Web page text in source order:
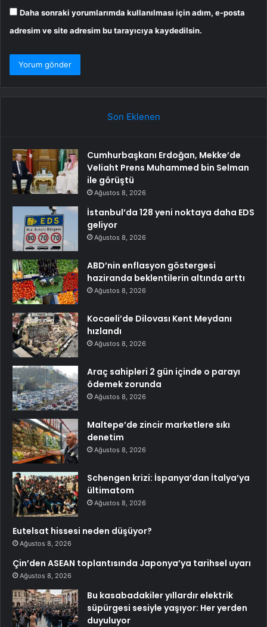
Daha sonraki yorumlarımda kullanılması için adım, e-posta
adresim ve site adresim bu tarayıcıya kaydedilsin.
Son Eklenen
Cumhurbaşkanı Erdoğan, Mekke’de
Veliaht Prens Muhammed bin Selman
ile görüştü
Ağustos 8, 2026
İstanbul’da 128 yeni noktaya daha EDS
geliyor
Ağustos 8, 2026
ABD’nin enflasyon göstergesi
haziranda beklentilerin altında arttı
Ağustos 8, 2026
Kocaeli’de Dilovası Kent Meydanı
hızlandı
Ağustos 8, 2026
Araç sahipleri 2 gün içinde o parayı
ödemek zorunda
Ağustos 8, 2026
Maltepe’de zincir marketlere sıkı
denetim
Ağustos 8, 2026
Schengen krizi: İspanya’dan İtalya’ya
ültimatom
Ağustos 8, 2026
Eutelsat hissesi neden düşüyor?
Ağustos 8, 2026
Çin’den ASEAN toplantısında Japonya’ya tarihsel uyarı
Ağustos 8, 2026
Bu kasabadakiler yıllardır elektrik
süpürgesi sesiyle yaşıyor: Her yerden
duyuluyor